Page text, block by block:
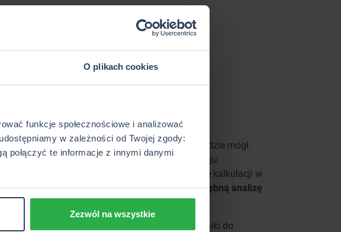
O plikach cookies
funkcje społecznościowe i analizować
w zależności od Twojej zgody:
połączyć te informacje z innymi danymi
Zezwól na wszystkie
kalkulacji ofert dostępnych na rynku, ale będzie mógł
polis może wywnioskować, jakiego rodzaju
technicznych sprawach typu przygotowywanie kalkulacji w
Zaoszczędzony czas może poświęcić nadogłębną analizę
klient wraca po więcej.
agent samodzielnie umieszcza odnośniki do